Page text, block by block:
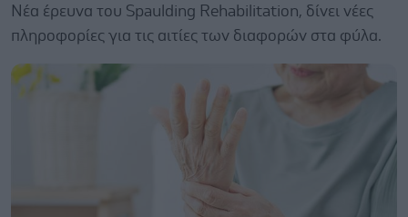
Νέα έρευνα του Spaulding Rehabilitation, δίνει νέες
πληροφορίες για τις αιτίες των διαφορών στα φύλα.